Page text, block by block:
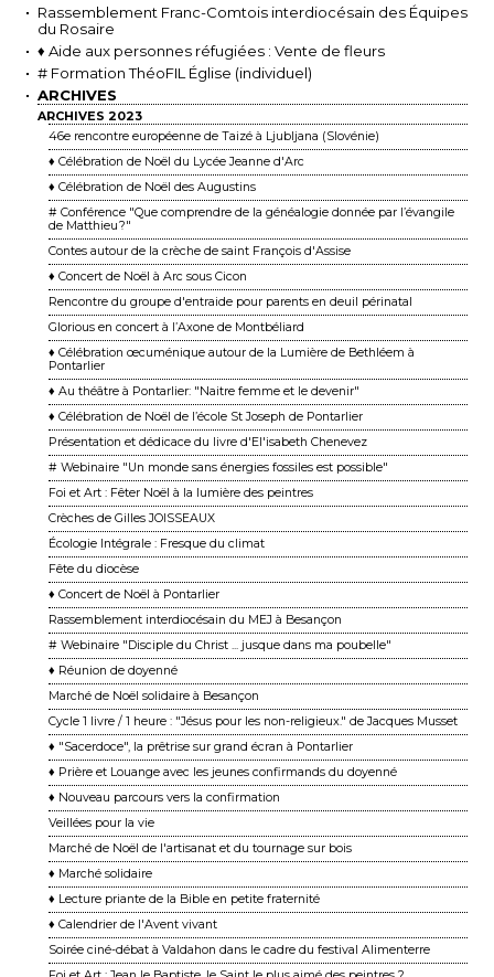
Rassemblement Franc-Comtois interdiocésain des Équipes
du Rosaire
♦ Aide aux personnes réfugiées : Vente de fleurs
# Formation ThéoFIL Église (individuel)
ARCHIVES
ARCHIVES 2023
46e rencontre européenne de Taizé à Ljubljana (Slovénie)
♦ Célébration de Noël du Lycée Jeanne d'Arc
♦ Célébration de Noël des Augustins
# Conférence "Que comprendre de la généalogie donnée par l’évangile
de Matthieu ?"
Contes autour de la crèche de saint François d'Assise
♦ Concert de Noël à Arc sous Cicon
Rencontre du groupe d'entraide pour parents en deuil périnatal
Glorious en concert à l’Axone de Montbéliard
♦ Célébration œcuménique autour de la Lumière de Bethléem à
Pontarlier
♦ Au théâtre à Pontarlier: "Naitre femme et le devenir"
♦ Célébration de Noël de l’école St Joseph de Pontarlier
Présentation et dédicace du livre d'El'isabeth Chenevez
# Webinaire "Un monde sans énergies fossiles est possible"
Foi et Art : Fêter Noël à la lumière des peintres
Crèches de Gilles JOISSEAUX
Écologie Intégrale : Fresque du climat
Fête du diocèse
♦ Concert de Noël à Pontarlier
Rassemblement interdiocésain du MEJ à Besançon
# Webinaire "Disciple du Christ ... jusque dans ma poubelle"
♦ Réunion de doyenné
Marché de Noël solidaire à Besançon
Cycle 1 livre / 1 heure : "Jésus pour les non-religieux." de Jacques Musset
♦ "Sacerdoce", la prêtrise sur grand écran à Pontarlier
♦ Prière et Louange avec les jeunes confirmands du doyenné
♦ Nouveau parcours vers la confirmation
Veillées pour la vie
Marché de Noël de l'artisanat et du tournage sur bois
♦ Marché solidaire
♦ Lecture priante de la Bible en petite fraternité
♦ Calendrier de l'Avent vivant
Soirée ciné-débat à Valdahon dans le cadre du festival Alimenterre